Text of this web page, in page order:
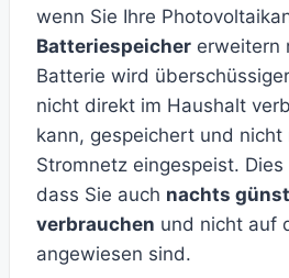
wenn Sie Ihre
Batteriespeicher erweitern
Batterie wird
nicht direkt im Haushalt
kann, gespeichert und nicht
Stromnetz eingespeist.
dass Sie auch nachts
verbrauchen und nicht auf
angewiesen sind.